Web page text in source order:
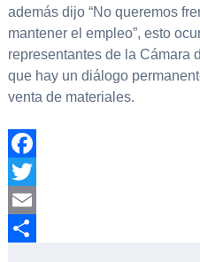
además dijo “No queremos
mantener el empleo”, esto
representantes de la Cámara
que hay un diálogo
venta de materiales.
Facebook
Twitter
Email